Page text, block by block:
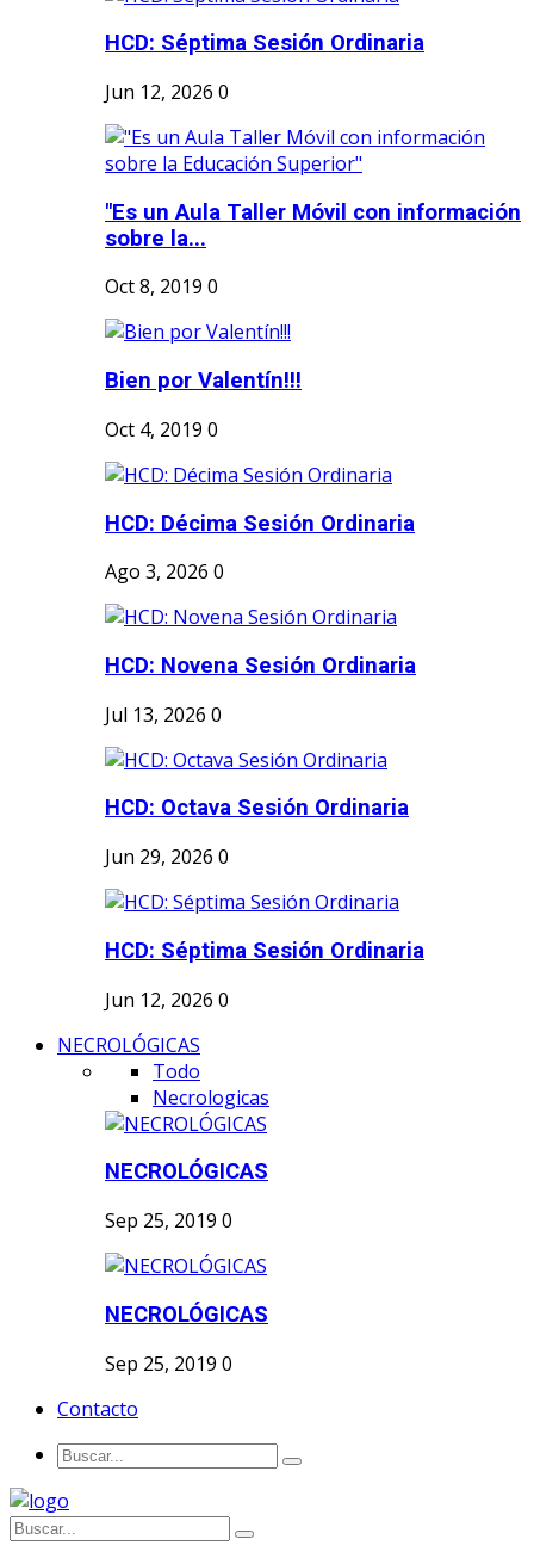
HCD: Séptima Sesión Ordinaria
Jun 12, 2026 0
"Es un Aula Taller Móvil con información
sobre la...
Oct 8, 2019 0
Bien por Valentín!!!
Oct 4, 2019 0
HCD: Décima Sesión Ordinaria
Ago 3, 2026 0
HCD: Novena Sesión Ordinaria
Jul 13, 2026 0
HCD: Octava Sesión Ordinaria
Jun 29, 2026 0
HCD: Séptima Sesión Ordinaria
Jun 12, 2026 0
NECROLÓGICAS
Todo
Necrologicas
NECROLÓGICAS
Sep 25, 2019 0
NECROLÓGICAS
Sep 25, 2019 0
Contacto